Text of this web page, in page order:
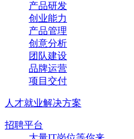
产品研发
创业能力
产品管理
创意分析
团队建设
品牌运营
项目交付
人才就业解决方案
招聘平台